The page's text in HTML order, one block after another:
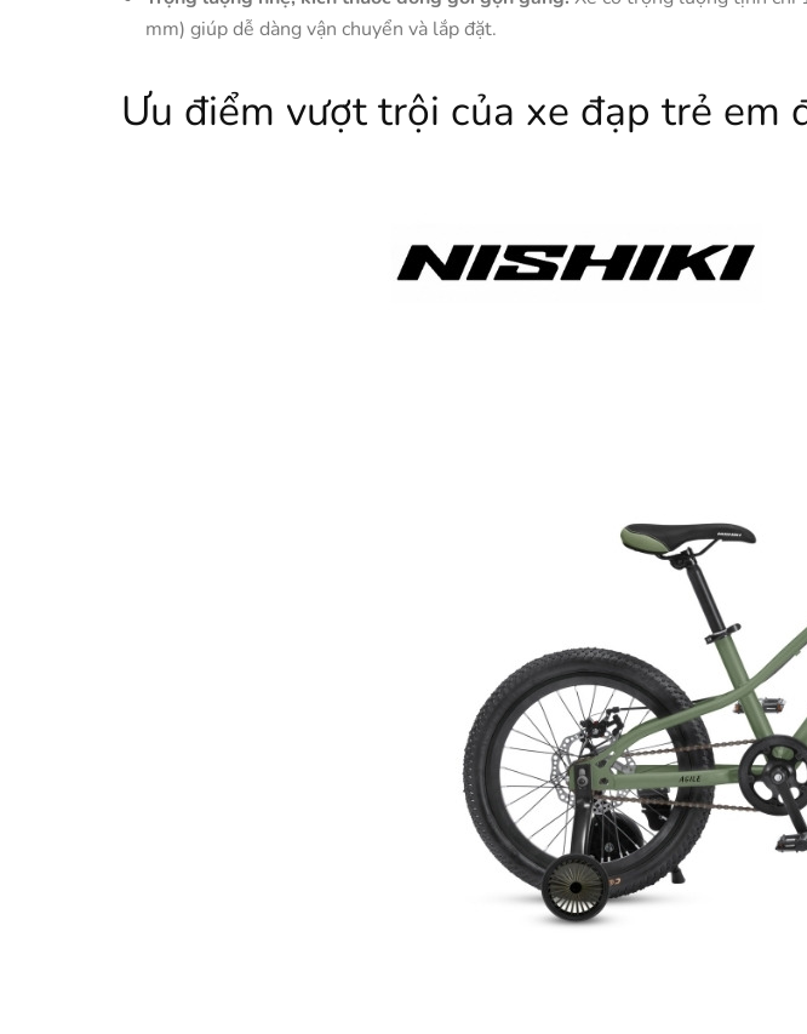
mm) giúp dễ dàng vận chuyển và lắp đặt.
Ưu điểm vượt trội của xe đạp trẻ em